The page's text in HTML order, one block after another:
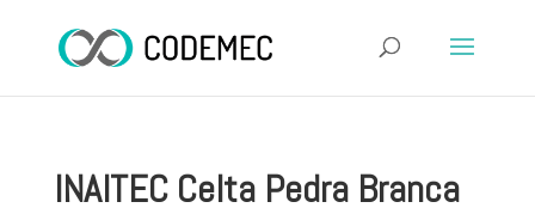
INAITEC Celta Pedra Branca